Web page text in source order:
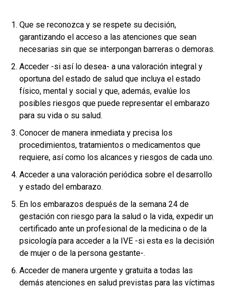
Que se reconozca y se respete su decisión,
garantizando el acceso a las atenciones que sean
necesarias sin que se interpongan barreras o demoras.
Acceder -si así lo desea- a una valoración integral y
oportuna del estado de salud que incluya el estado
físico, mental y social y que, además, evalúe los
posibles riesgos que puede representar el embarazo
para su vida o su salud.
Conocer de manera inmediata y precisa los
procedimientos, tratamientos o medicamentos que
requiere, así como los alcances y riesgos de cada uno.
Acceder a una valoración periódica sobre el desarrollo
y estado del embarazo.
En los embarazos después de la semana 24 de
gestación con riesgo para la salud o la vida, expedir un
certificado ante un profesional de la medicina o de la
psicología para acceder a la IVE -si esta es la decisión
de mujer o de la persona gestante-.
Acceder de manera urgente y gratuita a todas las
demás atenciones en salud previstas para las víctimas